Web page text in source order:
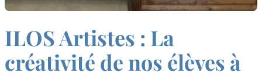
ILOS Artistes : La
créativité de nos élèves à